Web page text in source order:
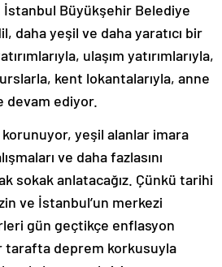
İstanbul Büyükşehir Belediye
daha yeşil ve daha yaratıcı bir
ulaşım yatırımlarıyla,
kent lokantalarıyla, anne
devam ediyor.
korunuyor, yeşil alanlar imara
ve daha fazlasını
sokak anlatacağız. Çünkü tarihi
ve İstanbul’un merkezi
gün geçtikçe enflasyon
tarafta deprem korkusuyla